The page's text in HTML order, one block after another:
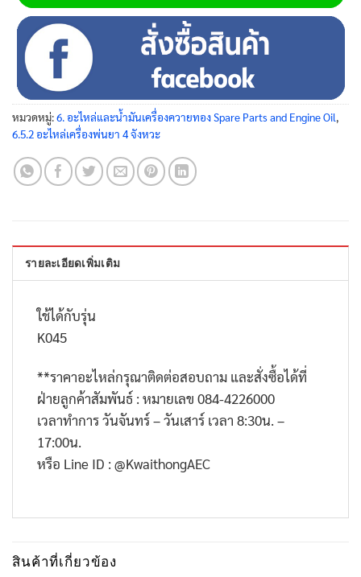
หมวดหมู่:6. อะไหล่และน้ำมันเครื่องควายทอง Spare Parts and Engine Oil
6.5.2 อะไหล่เครื่องพ่นยา 4 จังหวะ
รายละเอียดเพิ่มเติม
ใช้ได้กับรุ่น
K045
**ราคาอะไหล่กรุณาติดต่อสอบถาม และสั่งซื้อได้ที่
ฝ่ายลูกค้าสัมพันธ์ : หมายเลข 084-4226000
เวลาทำการ วันจันทร์ – วันเสาร์ เวลา 8:30น. –
17:00น.
หรือ Line ID : @KwaithongAEC
สินค้าที่เกี่ยวข้อง